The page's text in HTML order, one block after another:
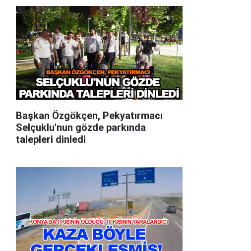
Başkan Özgökçen, Pekyatırmacı
Selçuklu'nun gözde parkında
talepleri dinledi